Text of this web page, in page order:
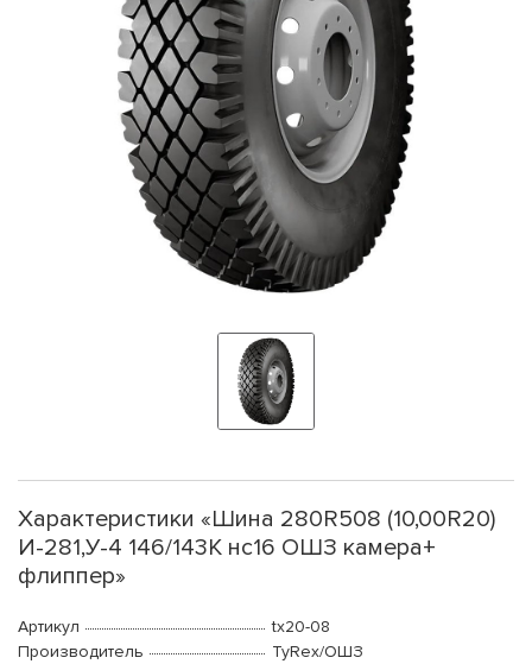
Характеристики «Шина 280R508 (10,00R20)
И-281,У-4 146/143K нс16 ОШЗ камера+
флиппер»
Артикул
tx20-08
Производитель
TyRex/ОШЗ